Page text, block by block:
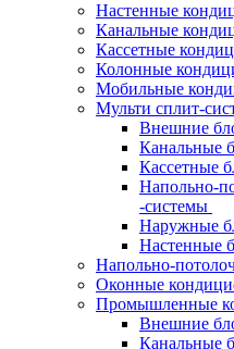
Настенные
Канальные
Кассетные
Колонные
Мобильные
Мульти сплит-
Внешние
Канальные
Кассетные
Напольно-
-системы
Наружные
Настенные
Напольно-
Оконные
Промышленные
Внешние
Канальные